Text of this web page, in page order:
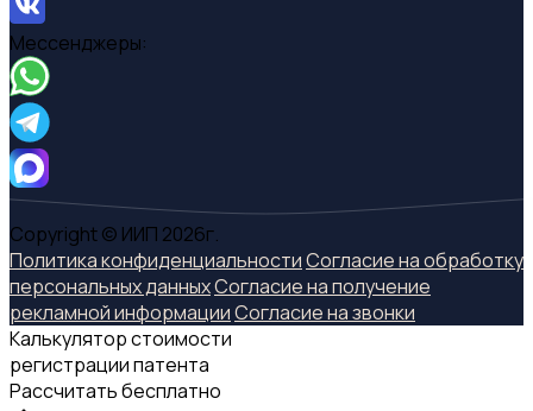
Мессенджеры:
Copyright © ИИП 2026г.
Политика конфиденциальностиСогласие на обработку
персональных данныхСогласие на получение
рекламной информацииСогласие на звонки
Калькулятор стоимости
регистрации патента
Рассчитать бесплатно